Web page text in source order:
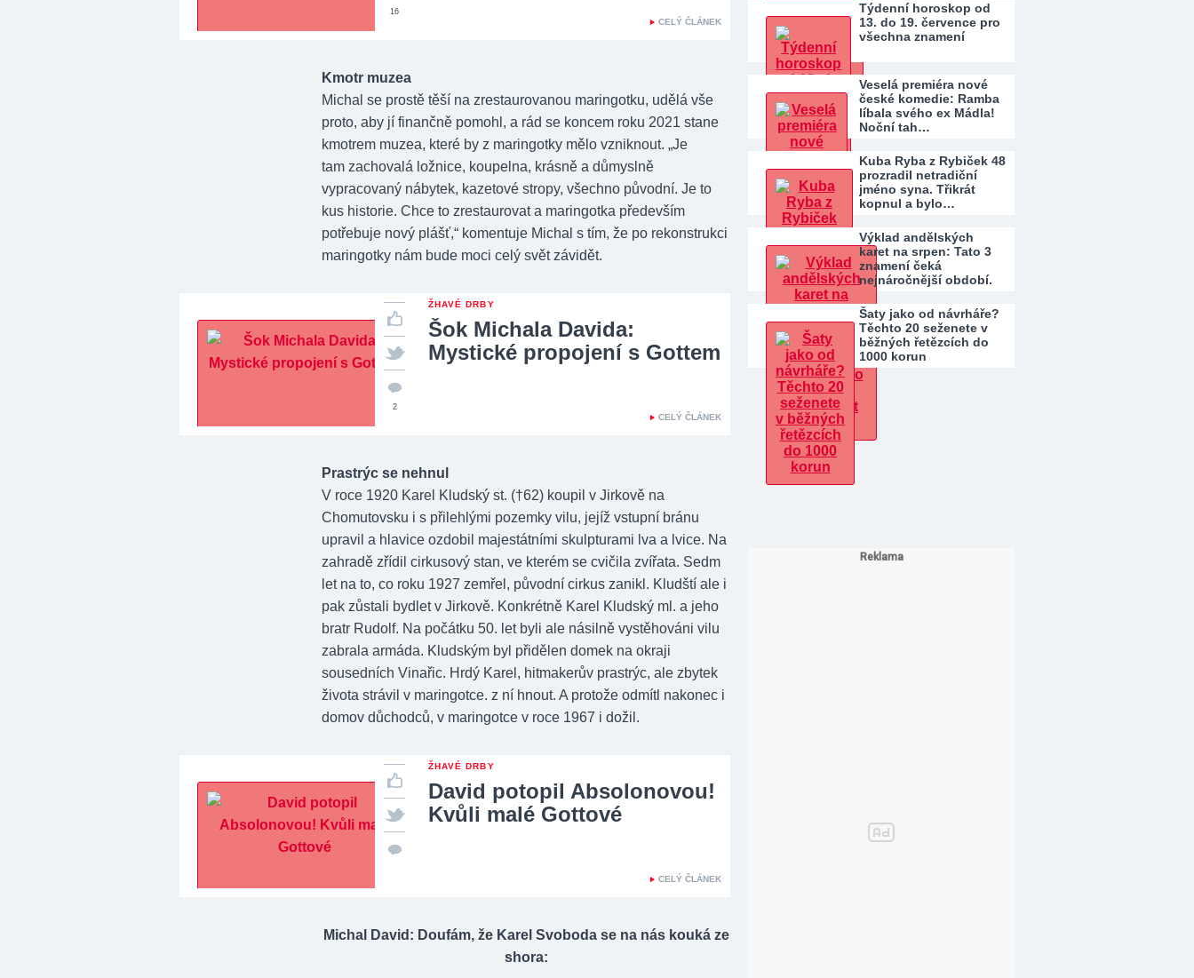
CELÝ ČLÁNEK
16
Kmotr muzea
Michal se prostě těší na zrestaurovanou maringotku, udělá vše
proto, aby jí finančně pomohl, a rád se koncem roku 2021 stane
kmotrem muzea, které by z maringotky mělo vzniknout. „Je
tam zachovalá ložnice, koupelna, krásně a důmyslně
vypracovaný nábytek, kazetové stropy, všechno původní. Je to
kus historie. Chce to zrestaurovat a maringotka především
potřebuje nový plášť,“ komentuje Michal s tím, že po rekonstrukci
maringotky nám bude moci celý svět závidět.
ŽHAVÉ DRBY
Šok Michala Davida:
Mystické propojení s Gottem
CELÝ ČLÁNEK
2
Prastrýc se nehnul
V roce 1920 Karel Kludský st. (†62) koupil v Jirkově na
Chomutovsku i s přilehlými pozemky vilu, jejíž vstupní bránu
upravil a hlavice ozdobil majestátními skulpturami lva a lvice. Na
zahradě zřídil cirkusový stan, ve kterém se cvičila zvířata. Sedm
let na to, co roku 1927 zemřel, původní cirkus zanikl. Kludští ale i
pak zůstali bydlet v Jirkově. Konkrétně Karel Kludský ml. a jeho
bratr Rudolf. Na počátku 50. let byli ale násilně vystěhováni vilu
zabrala armáda. Kludským byl přidělen domek na okraji
sousedních Vinařic. Hrdý Karel, hitmakerův prastrýc, ale zbytek
života strávil v maringotce. z ní hnout. A protože odmítl nakonec i
domov důchodců, v maringotce v roce 1967 i dožil.
ŽHAVÉ DRBY
David potopil Absolonovou!
Kvůli malé Gottové
CELÝ ČLÁNEK
Michal David: Doufám, že Karel Svoboda se na nás kouká ze
shora:
Týdenní horoskop od
13. do 19. července pro
všechna znamení
Veselá premiéra nové
české komedie: Ramba
líbala svého ex Mádla!
Noční tah…
Kuba Ryba z Rybiček 48
prozradil netradiční
jméno syna. Třikrát
kopnul a bylo…
Výklad andělských
karet na srpen: Tato 3
znamení čeká
nejnáročnější období.
Šaty jako od návrháře?
Těchto 20 seženete v
běžných řetězcích do
1000 korun